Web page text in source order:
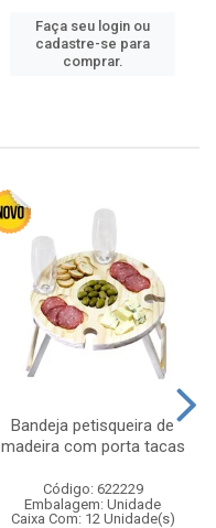
Faça seu login ou
cadastre-se para
comprar.
Bandeja petisqueira de
madeira com porta tacas
Código: 622229
Embalagem: Unidade
Caixa Com: 12 Unidade(s)